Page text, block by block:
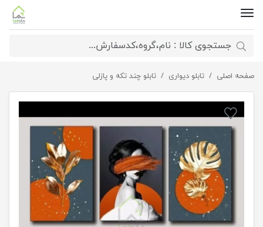
صفحه اصلی تابلو دیواری تابلو چند تکه و پازلیتابلو دیواری پازلی طرح چهره